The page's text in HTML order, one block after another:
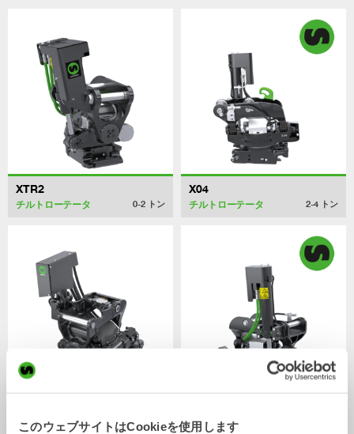
このウェブサイトはCookieを使用します
XTR2
チルトローテータ 0-2 トン
X04
チルトローテータ 2-4 トン
チルトローテータ 4-7 トン チルトローテータ